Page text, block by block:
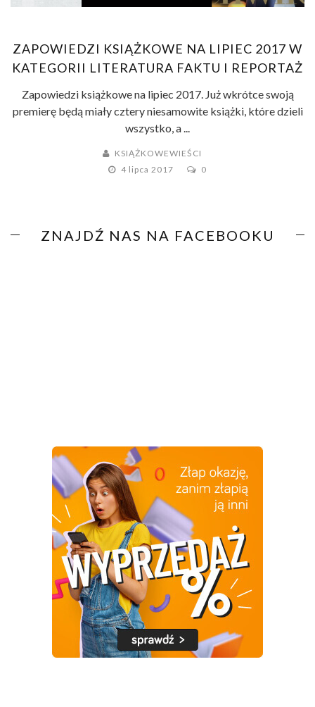
ZAPOWIEDZI KSIĄŻKOWE NA LIPIEC 2017 W
KATEGORII LITERATURA FAKTU I REPORTAŻ
Zapowiedzi książkowe na lipiec 2017. Już wkrótce swoją
premierę będą miały cztery niesamowite książki, które dzieli
wszystko, a ...
KSIĄŻKOWEWIEŚCI
4 lipca 2017
0
ZNAJDŹ NAS NA FACEBOOKU